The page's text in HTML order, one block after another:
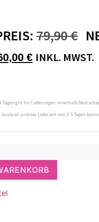
79,90€
€ INKL. MWST.
Tagen gilt für Lieferungen innerhalb
zu einer Lieferzeit von 3-5 Tagen